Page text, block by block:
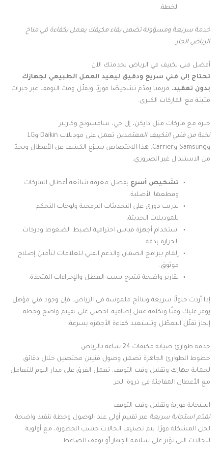
الخطة.
خدمة سريعة ومسؤولة تضمن بقاء مكيفك يعمل بكفاءة في مناخ
الرياض الحار.
أفضل فني تكييف في الرياض لخدمتك الآن
تحتاج إلى فني سريع ودقيق ليعيد العمل الطبيعي لجهازك
بدون تعقيد. فريقنا يقدّم تشخيصًا فوريًا ويقلّل وقت التوقف عبر خبرات
مثبتة مع الماركات الكبرى.
خبرة مع ماركات مثل دايكن، إل جي، سامسونج وكاريير
نخبة من فنيي التكييف المعتمدين
تعمل على موديلات Daikin وLG
وSamsung وCarrier. هذا الاختصاص يسرّع الكشف عن الأعطال ويحدّ
من الاستبدال غير الضروري.
تشخيص أسرع بفضل معرفة شائعة أعطال الماركات
وقطعها الأصلية.
تدريب دوري على التحديثات البرمجية ولوحات التحكم
للموديلات الحديثة.
استخدام أجهزة قياس احترافية لضبط الضغوط ودرجات
الحرارة بدقة.
إلمام ببرامج الضمان والدعم الفني للعلامات لتأمين إصلاح
موثوق.
تقارير واضحة تشرح سبب العطل والإجراءات المتخذة.
إذا أردت حلولًا سريعة ونتائج ملموسة في الرياض، فإن وجود فني مؤهل
يوفر عليك وقتًا وتكلفة عمل إضافية. احصل على تقييم واضح وخطة
إنجاز تقلّل التعطّل وتستعيد كفاءة الأجهزة بسرعة.
خدمة طوارئ صيانة مكيفات 24 ساعة بالرياض
خطوط الطوارئ الجاهزة تضمن وصول فنيين مختصين خلال دقائق
لحماية جهازك وتقليل وقت التوقف. تعمل الفرق على مدار اليوم للتعامل
مع الأعطال المفاجئة في ذروة الحر.
استجابة فورية وتقليل وقت التوقف
نقدّم استجابة سريعة عبر تقييم أولي عند الوصول وخطة تنفيذ واضحة
لحل المشكلة فورًا. يتم تصنيف الحالات حسب الخطورة، مع أولوية
للحالات التي تؤثر على سلامة الجهاز أو توقف الضاغط.